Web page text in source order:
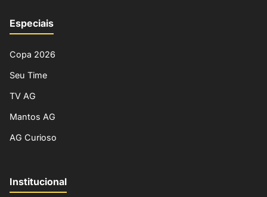
Especiais
Copa 2026
Seu Time
TV AG
Mantos AG
AG Curioso
Institucional